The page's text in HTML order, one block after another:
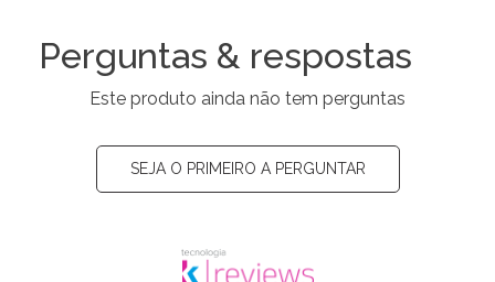
Perguntas & respostas
Este produto ainda não tem perguntas
SEJA O PRIMEIRO A PERGUNTAR